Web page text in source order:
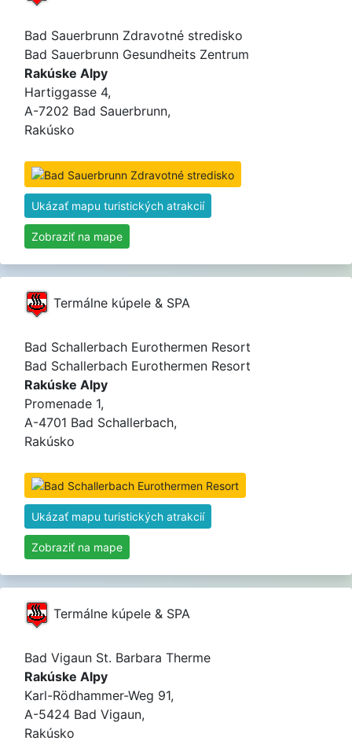
Bad Sauerbrunn Zdravotné stredisko
Bad Sauerbrunn Gesundheits Zentrum
Rakúske Alpy
Hartiggasse 4,
A-7202 Bad Sauerbrunn,
Rakúsko
Ukázať mapu turistických atrakcií
Zobraziť na mape
Termálne kúpele & SPA
Bad Schallerbach Eurothermen Resort
Bad Schallerbach Eurothermen Resort
Rakúske Alpy
Promenade 1,
A-4701 Bad Schallerbach,
Rakúsko
Ukázať mapu turistických atrakcií
Zobraziť na mape
Termálne kúpele & SPA
Bad Vigaun St. Barbara Therme
Rakúske Alpy
Karl-Rödhammer-Weg 91,
A-5424 Bad Vigaun,
Rakúsko